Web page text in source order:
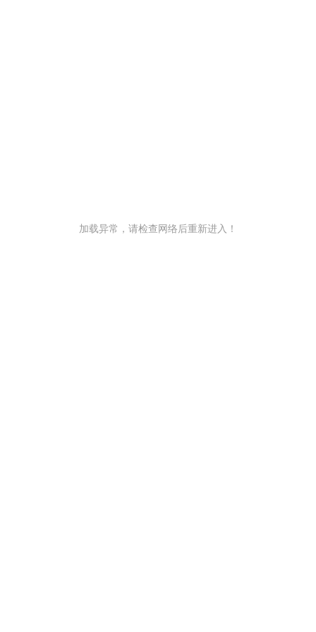
加载异常，请检查网络后重新进入！